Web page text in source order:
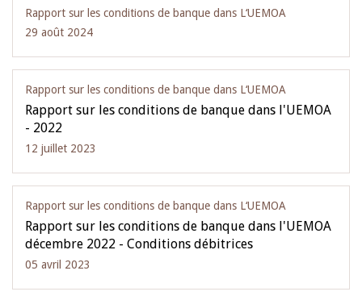
Rapport sur les conditions de banque dans L‘UEMOA
29 août 2024
Rapport sur les conditions de banque dans L‘UEMOA
Rapport sur les conditions de banque dans l'UEMOA
- 2022
12 juillet 2023
Rapport sur les conditions de banque dans L‘UEMOA
Rapport sur les conditions de banque dans l'UEMOA
décembre 2022 - Conditions débitrices
05 avril 2023